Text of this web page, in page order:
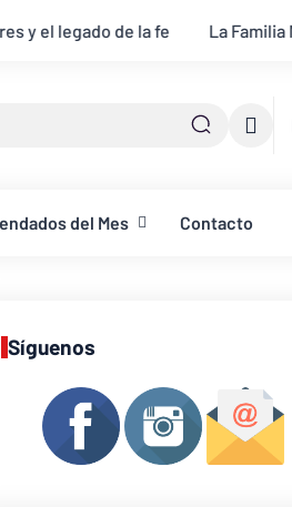
La Familia Maldonado estrena
del Mes Contacto
Síguenos